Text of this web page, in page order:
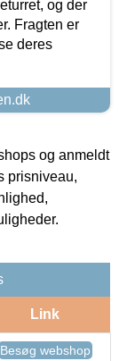
og der
Fragten er
deres
og anmeldt
prisniveau,
Link
Besøg webshop